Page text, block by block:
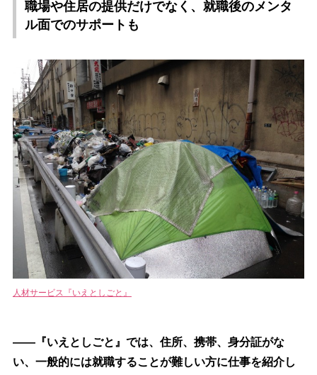
職場や住居の提供だけでなく、就職後のメンタ
ル面でのサポートも
人材サービス『いえとしごと』
――『いえとしごと』では、住所、携帯、身分証がな
い、一般的には就職することが難しい方に仕事を紹介し